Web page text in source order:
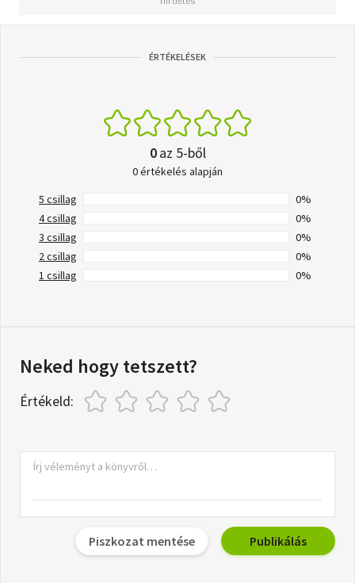
ÉRTÉKELÉSEK
0az 5-ből
0 értékelés alapján
5 csillag
0%
4 csillag
0%
3 csillag
0%
2 csillag
0%
1 csillag
0%
Neked hogy tetszett?
Értékeld:
Piszkozat mentése Publikálás